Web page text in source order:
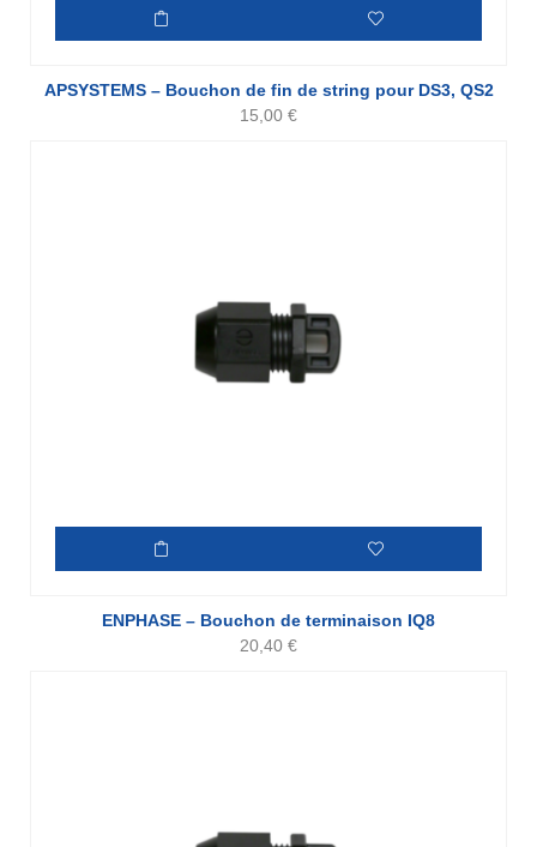
APSYSTEMS – Bouchon de fin de string pour DS3, QS2
15,00 €
ENPHASE – Bouchon de terminaison IQ8
20,40 €